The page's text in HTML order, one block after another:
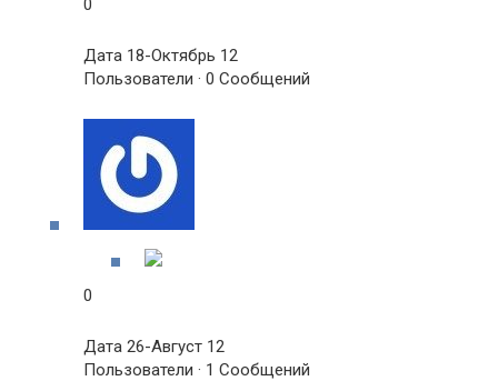
0
Дата 18-Октябрь 12
Пользователи · 0 Сообщений
0
Дата 26-Август 12
Пользователи · 1 Сообщений